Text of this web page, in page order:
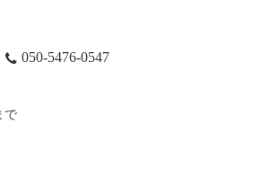
050-5476-0547
で